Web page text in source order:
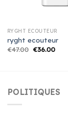
RYGHT ECOUTEUR
ryght ecouteur
€47.00 €36.00
POLITIQUES